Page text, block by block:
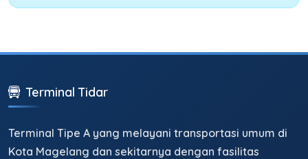
Terminal Tidar
Terminal Tipe A yang melayani transportasi umum di
Kota Magelang dan sekitarnya dengan fasilitas